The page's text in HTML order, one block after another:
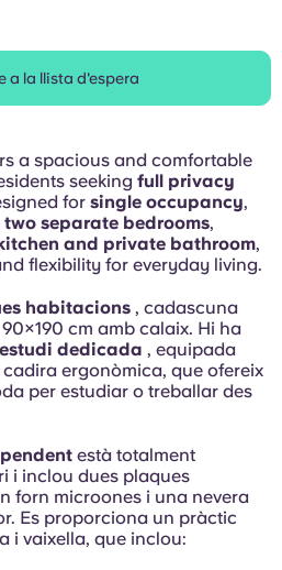
a la llista d'espera
a spacious and comfortable
seeking full privacy
for single occupancy,
two separate bedrooms,
and private bathroom,
flexibility for everyday living.
habitacions , cadascuna
cm amb calaix. Hi ha
dedicada , equipada
ergonòmica, que ofereix
per estudiar o treballar des
està totalment
i inclou dues plaques
forn microones i una nevera
Es proporciona un pràctic
i vaixella, que inclou: